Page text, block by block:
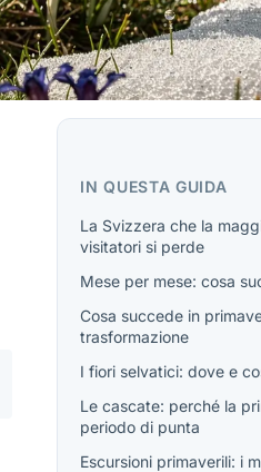
IN QUESTA GUIDA
La Svizzera che la
visitatori si perde
Mese per mese: cosa
Cosa succede in
trasformazione
I fiori selvatici: dove e
Le cascate: perché la
periodo di punta
Escursioni primaverili: i